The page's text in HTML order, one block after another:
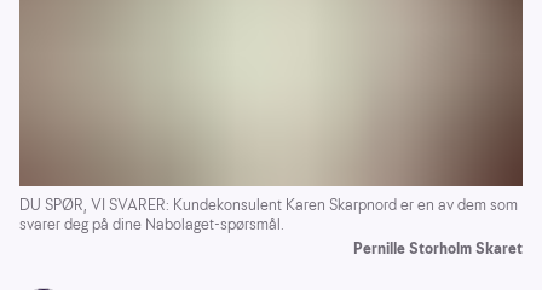
DU SPØR, VI SVARER: Kundekonsulent Karen Skarpnord er en av dem som
svarer deg på dine Nabolaget-spørsmål.
Pernille Storholm Skaret